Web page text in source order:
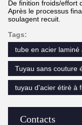
Contacts
De finition froids/effort
Après le processus
soulagent recuit.
Tags:
tube en acier laminé
Tuyau sans couture
tuyau d'acier étiré à